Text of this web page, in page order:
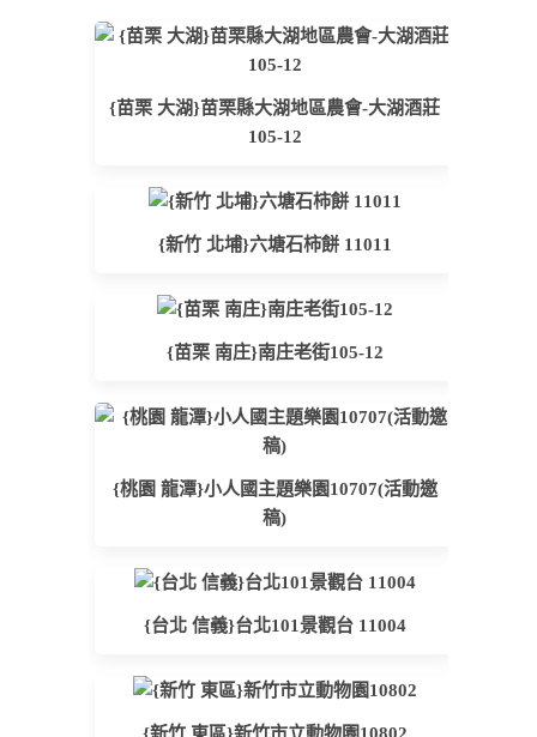
{苗栗 大湖}苗栗縣大湖地區農會-大湖酒莊
105-12
{新竹 北埔}六塘石柿餅 11011
{苗栗 南庄}南庄老街105-12
{桃園 龍潭}小人國主題樂園10707(活動邀
稿)
{台北 信義}台北101景觀台 11004
{新竹 東區}新竹市立動物園10802